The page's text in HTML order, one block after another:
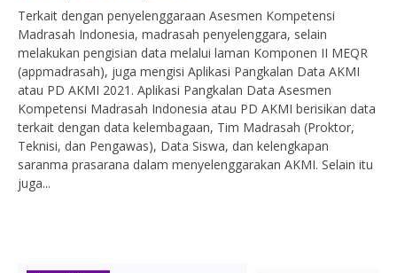
Terkait dengan penyelenggaraan Asesmen Kompetensi
Madrasah Indonesia, madrasah penyelenggara, selain
melakukan pengisian data melalui laman Komponen II MEQR
(appmadrasah), juga mengisi Aplikasi Pangkalan Data AKMI
atau PD AKMI 2021. Aplikasi Pangkalan Data Asesmen
Kompetensi Madrasah Indonesia atau PD AKMI berisikan data
terkait dengan data kelembagaan, Tim Madrasah (Proktor,
Teknisi, dan Pengawas), Data Siswa, dan kelengkapan
saranma prasarana dalam menyelenggarakan AKMI. Selain itu
juga...